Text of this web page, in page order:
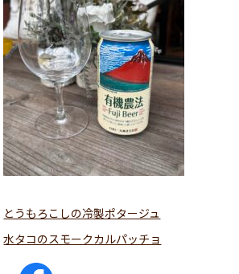
とうもろこしの冷製ポタージュ
水タコのスモークカルパッチョ